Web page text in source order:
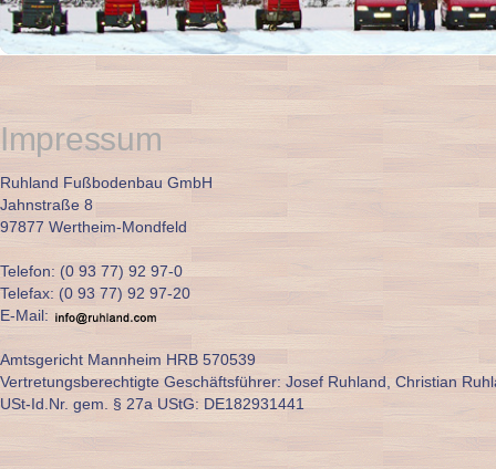
Impressum
Ruhland Fußbodenbau GmbH
Jahnstraße 8
97877 Wertheim-Mondfeld
Telefon: (0 93 77) 92 97-0
Telefax: (0 93 77) 92 97-20
E-Mail:
Amtsgericht Mannheim HRB 570539
Vertretungsberechtigte Geschäftsführer: Josef Ruhland, Christian
USt-Id.Nr. gem. § 27a UStG: DE182931441